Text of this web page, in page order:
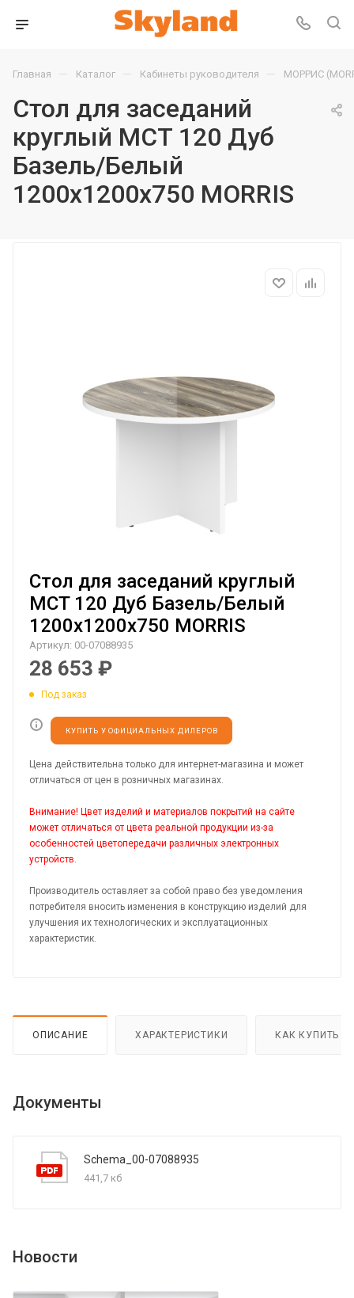
Главная — Каталог — Кабинеты руководителя — МОРРИС
Стол для заседаний
круглый MCT 120 Дуб
Базель/Белый
1200х1200х750 MORRIS
Стол для заседаний круглый
MCT 120 Дуб Базель/Белый
1200х1200х750 MORRIS
Артикул: 00-07088935
28 653 ₽
Под заказ
КУПИТЬ У ОФИЦИАЛЬНЫХ ДИЛЕРОВ
Цена действительна только для интернет-магазина и может
отличаться от цен в розничных магазинах.
Внимание! Цвет изделий и материалов покрытий на сайте
может отличаться от цвета реальной продукции из-за
особенностей цветопередачи различных электронных
устройств.
Производитель оставляет за собой право без уведомления
потребителя вносить изменения в конструкцию изделий для
улучшения их технологических и эксплуатационных
характеристик.
ОПИСАНИЕ ХАРАКТЕРИСТИКИ КАК КУПИТЬ
Документы
Schema_00-07088935
441,7 кб
Новости